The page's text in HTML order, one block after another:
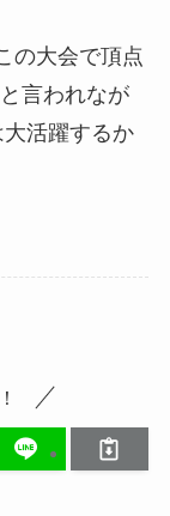
の大会で頂点
言われなが
活躍するか